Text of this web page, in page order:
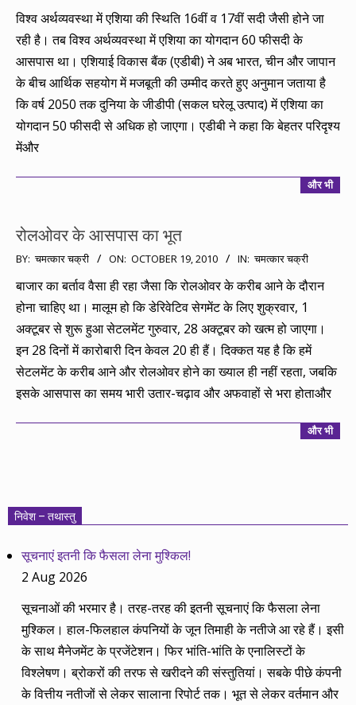
04-
17
विश्व अर्थव्यवस्था में एशिया की स्थिति 16वीं व 17वीं सदी जैसी होने जा
रही है। तब विश्व अर्थव्यवस्था में एशिया का योगदान 60 फीसदी के
आसपास था। एशियाई विकास बैंक (एडीबी) ने अब भारत, चीन और जापान
के बीच आर्थिक सहयोग में मजबूती की उम्मीद करते हुए अनुमान जताया है
कि वर्ष 2050 तक दुनिया के जीडीपी (सकल घरेलू उत्पाद) में एशिया का
योगदान 50 फीसदी से अधिक हो जाएगा। एडीबी ने कहा कि बेहतर परिदृश्य
मेंऔर
और भी
रोलओवर के आसपास का भूत
2010-
19
BY: चमत्कार चक्री ON: OCTOBER 19, 2010 IN: चमत्कार चक्री
बाजार का बर्ताव वैसा ही रहा जैसा कि रोलओवर के करीब आने के दौरान
होना चाहिए था। मालूम हो कि डेरिवेटिव सेगमेंट के लिए शुक्रवार, 1
अक्टूबर से शुरू हुआ सेटलमेंट गुरुवार, 28 अक्टूबर को खत्म हो जाएगा।
इन 28 दिनों में कारोबारी दिन केवल 20 ही हैं। दिक्कत यह है कि हमें
सेटलमेंट के करीब आने और रोलओवर होने का ख्याल ही नहीं रहता, जबकि
इसके आसपास का समय भारी उतार-चढ़ाव और अफवाहों से भरा होताऔर
और भी
निवेश – तथास्तु
सूचनाएं इतनी कि फैसला लेना मुश्किल!
2 Aug 2026
सूचनाओं की भरमार है। तरह-तरह की इतनी सूचनाएं कि फैसला लेना
मुश्किल। हाल-फिलहाल कंपनियों के जून तिमाही के नतीजे आ रहे हैं। इसी
के साथ मैनेजमेंट के प्रजेंटेशन। फिर भांति-भांति के एनालिस्टों के
विश्लेषण। ब्रोकरों की तरफ से खरीदने की संस्तुतियां। सबके पीछे कंपनी
के वित्तीय नतीजों से लेकर सालाना रिपोर्ट तक। भूत से लेकर वर्तमान और